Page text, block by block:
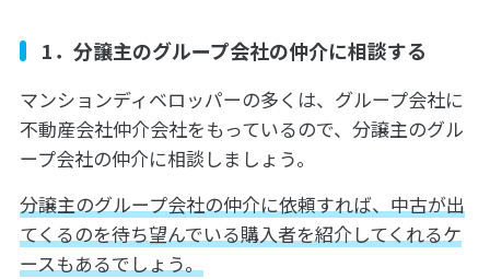
1．分譲主のグループ会社の仲介に相談する
マンションディベロッパーの多くは、グループ会社に
不動産会社仲介会社をもっているので、分譲主のグル
ープ会社の仲介に相談しましょう。
分譲主のグループ会社の仲介に依頼すれば、中古が出
てくるのを待ち望んでいる購入者を紹介してくれるケ
ースもあるでしょう。